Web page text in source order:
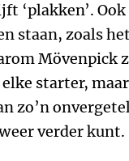
‘plakken’.
staan, zoals
Mövenpick
starter,
zo’n
verder kunt.